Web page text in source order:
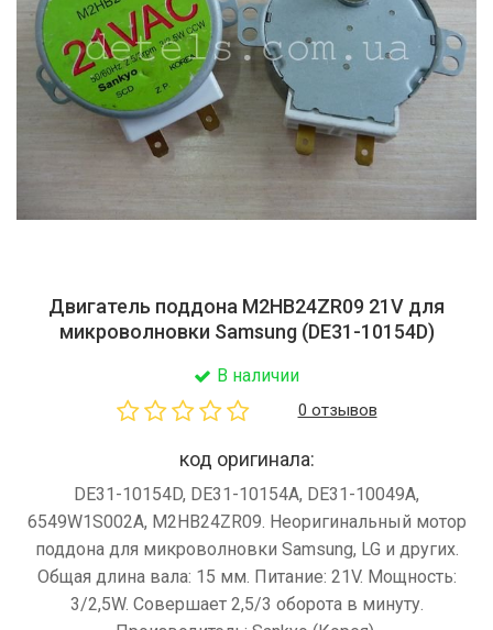
Двигатель поддона M2HB24ZR09 21V для
микроволновки Samsung (DE31-10154D)
В наличии
0 отзывов
код оригинала:
DE31-10154D, DE31-10154A, DE31-10049A,
6549W1S002A, M2HB24ZR09. Неоригинальный мотор
поддона для микроволновки Samsung, LG и других.
Общая длина вала: 15 мм. Питание: 21V. Мощность:
3/2,5W. Совершает 2,5/3 оборота в минуту.